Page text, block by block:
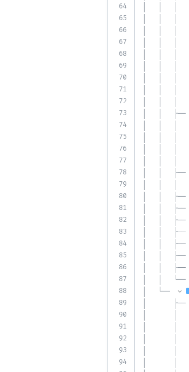
64
65
66
67
68
69
70
71
72
73
74
75
76
77
78
79
80
81
82
83
84
85
86
87
88
89
90
91
92
93
94
│   │   │
│   │   │
│   │   │
│   │   │
│   │   │
│   │   │
│   │   │
│   │   │
│   │   │
│   │   ├──
│   │   │
│   │   │
│   │   │
│   │   │
│   │   ├──
│   │   │
│   │   ├──
│   │   ├──
│   │   ├──
│   │   ├──
│   │   ├──
│   │   ├──
│   │   ├──
│   │   └──
│   └──
│       ├──
│       │
│       │
│       │
│       │
│       │